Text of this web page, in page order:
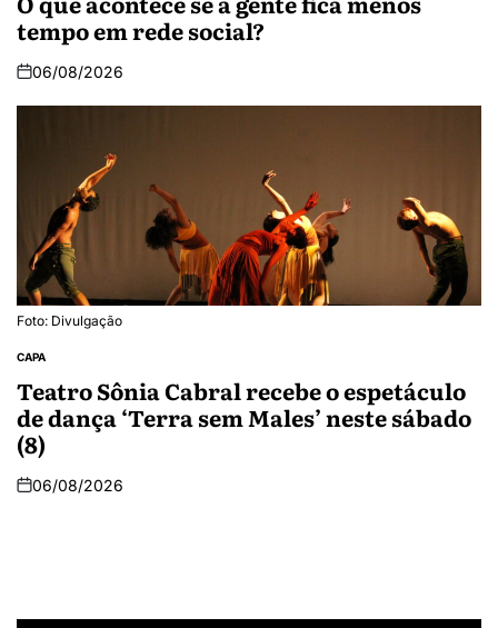
tempo em rede social?
06/08/2026
Foto: Divulgação
CAPA
Teatro Sônia Cabral recebe o espetáculo
de dança ‘Terra sem Males’ neste sábado
(8)
06/08/2026